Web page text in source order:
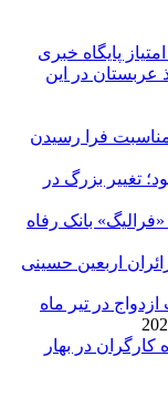
پایگاه خبری
عربستان در این
مناسبت فرا رسیدن
تغییر بزرگ در
بانک رفاه
اربعین حسینی
تسهیلات ازدواج در تیر ماه
کارگران در بهار